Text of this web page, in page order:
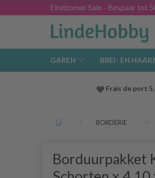
Eindzomer Sale - Bespaar tot
GAREN BREI- EN
Frais de port
BORDERIE
Borduurpakket